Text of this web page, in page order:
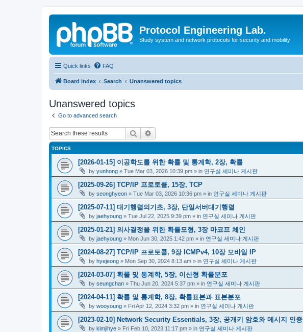
Protocol Engineering Lab.
Study system and network protocols for security and mobility
Quick links FAQ
Board index Search Unanswered topics
Unanswered topics
Go to advanced search
Search
TOPICS
[2026-01-15] 이공학도를 위한 확률 및 통계학, 2장, 확률
by yunhong » Tue Mar 03, 2026 10:39 pm » in 연구실 세미나 게시판
[2025-09-26] TCP/IP 프로토콜, 15장, TCP
by seonghyeon » Tue Mar 03, 2026 10:36 pm » in 연구실 세미나 게시판
[2025-07-11] 대기행렬의기초, 3장, 단일서버대기행렬
by jaehyoung » Tue Jul 22, 2025 9:39 pm » in 연구실 세미나 게시판
[2025-01-21] 의사결정을 위한 확률모형, 3장 마코프 체인
by jaehyoung » Mon Jun 30, 2025 1:42 pm » in 연구실 세미나 게시판
[2024-08-27] TCP/IP 프로토콜, 9장 ICMPv4, 10장 모바일 IP
by hyejeong » Mon Sep 30, 2024 8:13 am » in 연구실 세미나 게시판
[2024-03-07] 확률 및 통계학, 5장, 이산형 확률분포
by seungchan » Thu Jun 20, 2024 5:37 pm » in 연구실 세미나 게시판
[2024-04-11] 확률 및 통계학, 8장, 확률표본과 표본분포
by wooyoung » Fri Apr 12, 2024 3:32 pm » in 연구실 세미나 게시판
[2023-02-10] Network Security Essentials, 3장, 공개키 암호와 메시지 인증
by kimjihye » Fri Feb 10, 2023 11:17 pm » in 연구실 세미나 게시판